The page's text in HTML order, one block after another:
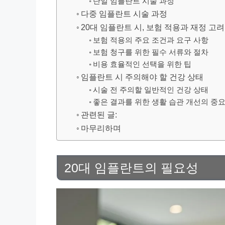
다중 임플란트 시술 과정
20대 임플란트 시, 보험 적용과 재정 고려
보험 적용의 주요 조건과 요구 사항
보험 청구를 위한 필수 서류와 절차
비용 효율적인 선택을 위한 팁
임플란트 시 주의해야 할 건강 상태
시술 전 주의할 일반적인 건강 상태
좋은 결과를 위한 생활 습관 개선의 중
관련된 글:
마무리하며
20대 임플란트의 필요성